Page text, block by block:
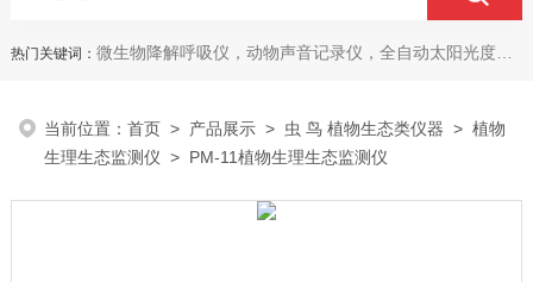
热门关键词： 微生物降解呼吸仪，动物声音记录仪，全自动太阳光度计，牛奶分析仪，牛奶体细胞测定仪，质构仪，高胶强度测定仪
当前位置：首页 > 产品展示 > 虫 鸟 植物生态类仪器 >植物
生理生态监测仪 > PM-11植物生理生态监测仪